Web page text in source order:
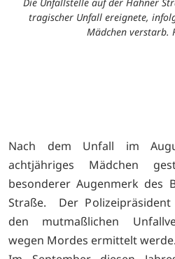
tragischer Unfall ereignete,
Mädchen verstarb.
Nach dem Unfall im
achtjähriges Mädchen
besonderer Augenmerk des
Straße. Der
den mutmaßlichen
wegen Mordes ermittelt werde.